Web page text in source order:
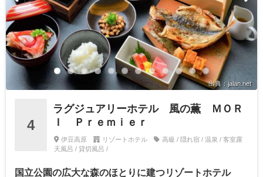
出典：jalan.net
4
ラグジュアリーホテル 風の薫 ＭＯＲ
Ｉ Ｐｒｅｍｉｅｒ
伊豆高原 リゾートホテル
高級 / 隠れ宿 / 温泉 / 客室露
天風呂 / 貸切風呂 /
国立公園の広大な森のほとりに建つリゾートホテル